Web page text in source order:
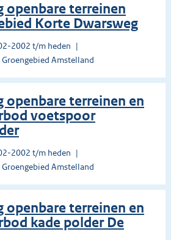
openbare terreinen
Korte Dwarsweg
2002 t/m heden
Amstelland
openbare terreinen en
voetspoor
2002 t/m heden
Amstelland
openbare terreinen en
kade polder De